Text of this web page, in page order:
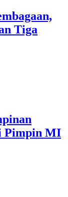
Tiga
Pimpin MI